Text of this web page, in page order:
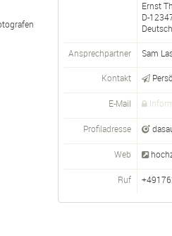
Ernst
D-
Ansprechpartner Sam
Kontakt
E-Mail
Profiladresse
Web
Ruf